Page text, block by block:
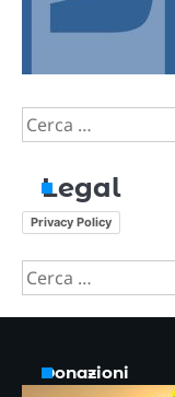
Ricerca
per:
Legal
Privacy Policy
Ricerca
per:
Donazioni